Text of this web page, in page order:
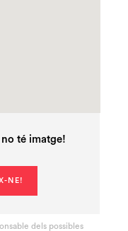
té imatge!
NE!
dels possibles